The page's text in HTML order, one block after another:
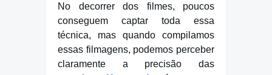
No decorrer dos filmes, poucos
conseguem captar toda essa
técnica, mas quando compilamos
essas filmagens, podemos perceber
claramente a precisão das